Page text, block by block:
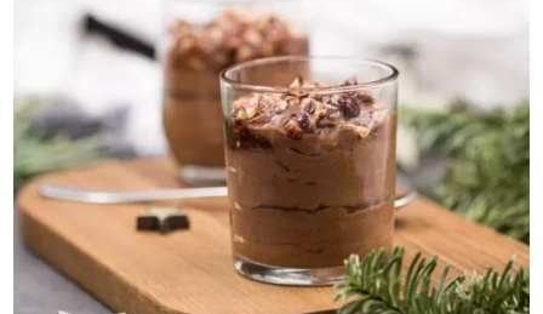
DEIN
AUSSERGEWÖHNLICHES D
ESSERT F
IE F
EIERTAGE